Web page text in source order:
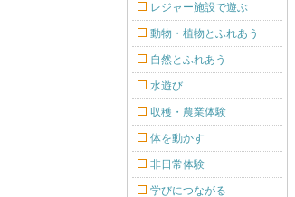
レジャー施設で遊ぶ
動物・植物とふれあう
自然とふれあう
水遊び
収穫・農業体験
体を動かす
非日常体験
学びにつながる